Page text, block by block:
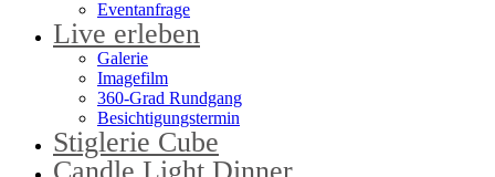
Eventanfrage
Live erleben
Galerie
Imagefilm
360-Grad Rundgang
Besichtigungstermin
Stiglerie Cube